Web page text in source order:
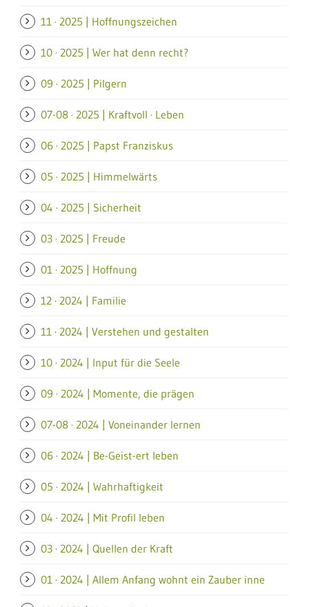
11 · 2025 | Hoffnungszeichen
10 · 2025 | Wer hat denn recht?
09 · 2025 | Pilgern
07-08 · 2025 | Kraftvoll · Leben
06 · 2025 | Papst Franziskus
05 · 2025 | Himmelwärts
04 · 2025 | Sicherheit
03 · 2025 | Freude
01 · 2025 | Hoffnung
12 · 2024 | Familie
11 · 2024 | Verstehen und gestalten
10 · 2024 | Input für die Seele
09 · 2024 | Momente, die prägen
07-08 · 2024 | Voneinander lernen
06 · 2024 | Be-Geist-ert leben
05 · 2024 | Wahrhaftigkeit
04 · 2024 | Mit Profil leben
03 · 2024 | Quellen der Kraft
01 · 2024 | Allem Anfang wohnt ein Zauber inne